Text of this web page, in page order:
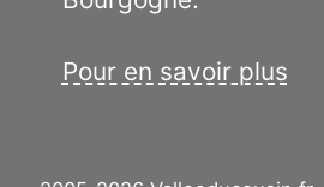
Pour en savoir plus